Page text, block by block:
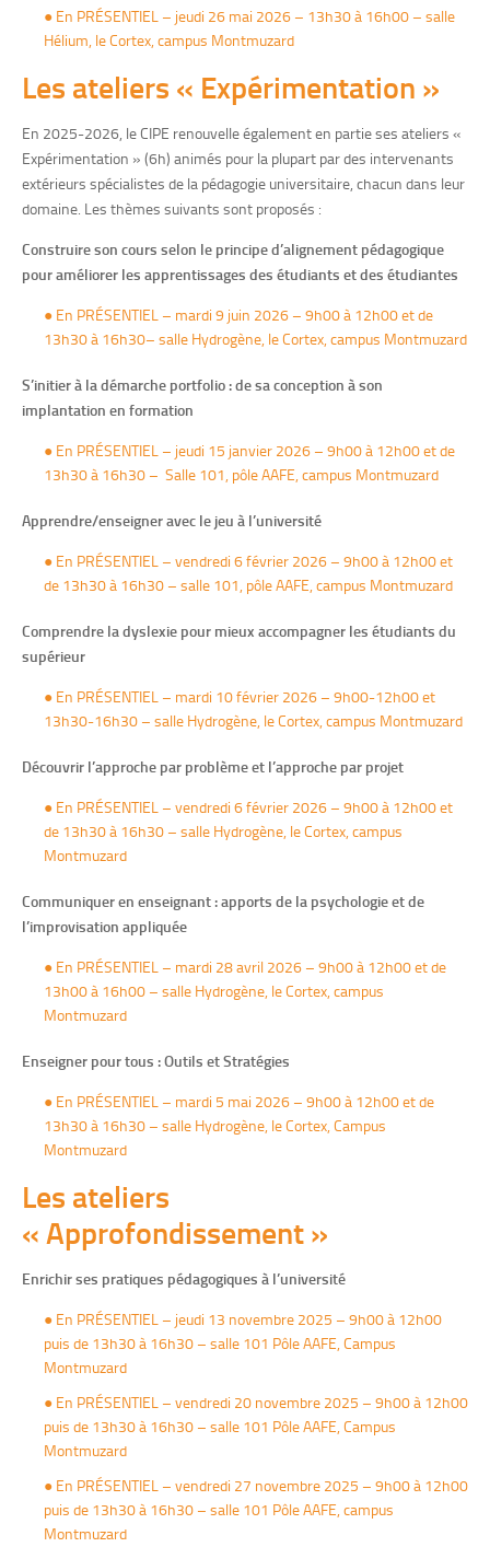
● En PRÉSENTIEL – jeudi 26 mai 2026 – 13h30 à 16h00 – salle
Hélium, le Cortex, campus Montmuzard
Les ateliers « Expérimentation »
En 2025-2026, le CIPE renouvelle également en partie ses ateliers «
Expérimentation » (6h) animés pour la plupart par des intervenants
extérieurs spécialistes de la pédagogie universitaire, chacun dans leur
domaine. Les thèmes suivants sont proposés :
Construire son cours selon le principe d’alignement pédagogique
pour améliorer les apprentissages des étudiants et des étudiantes
● En PRÉSENTIEL – mardi 9 juin 2026 – 9h00 à 12h00 et de
13h30 à 16h30– salle Hydrogène, le Cortex, campus Montmuzard
S’initier à la démarche portfolio : de sa conception à son
implantation en formation
● En PRÉSENTIEL – jeudi 15 janvier 2026 – 9h00 à 12h00 et de
13h30 à 16h30 – Salle 101, pôle AAFE, campus Montmuzard
Apprendre/enseigner avec le jeu à l’université
● En PRÉSENTIEL – vendredi 6 février 2026 – 9h00 à 12h00 et
de 13h30 à 16h30 – salle 101, pôle AAFE, campus Montmuzard
Comprendre la dyslexie pour mieux accompagner les étudiants du
supérieur
● En PRÉSENTIEL – mardi 10 février 2026 – 9h00-12h00 et
13h30-16h30 – salle Hydrogène, le Cortex, campus Montmuzard
Découvrir l’approche par problème et l’approche par projet
● En PRÉSENTIEL – vendredi 6 février 2026 – 9h00 à 12h00 et
de 13h30 à 16h30 – salle Hydrogène, le Cortex, campus
Montmuzard
Communiquer en enseignant : apports de la psychologie et de
l’improvisation appliquée
● En PRÉSENTIEL – mardi 28 avril 2026 – 9h00 à 12h00 et de
13h00 à 16h00 – salle Hydrogène, le Cortex, campus
Montmuzard
Enseigner pour tous : Outils et Stratégies
● En PRÉSENTIEL – mardi 5 mai 2026 – 9h00 à 12h00 et de
13h30 à 16h30 – salle Hydrogène, le Cortex, Campus
Montmuzard
Les ateliers
« Approfondissement »
Enrichir ses pratiques pédagogiques à l’université
● En PRÉSENTIEL – jeudi 13 novembre 2025 – 9h00 à 12h00
puis de 13h30 à 16h30 – salle 101 Pôle AAFE, Campus
Montmuzard
● En PRÉSENTIEL – vendredi 20 novembre 2025 – 9h00 à 12h00
puis de 13h30 à 16h30 – salle 101 Pôle AAFE, Campus
Montmuzard
● En PRÉSENTIEL – vendredi 27 novembre 2025 – 9h00 à 12h00
puis de 13h30 à 16h30 – salle 101 Pôle AAFE, campus
Montmuzard